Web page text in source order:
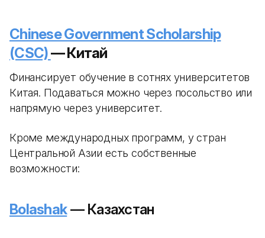
Chinese Government Scholarship
(CSC)— Китай
Финансирует обучение в сотнях университетов
Китая. Подаваться можно через посольство или
напрямую через университет.
Кроме международных программ, у стран
Центральной Азии есть собственные
возможности:
Bolashak— Казахстан